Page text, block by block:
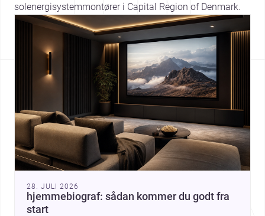
solenergisystemmontører i Capital Region of Denmark.
28. JULI 2026
hjemmebiograf: sådan kommer du godt fra
start